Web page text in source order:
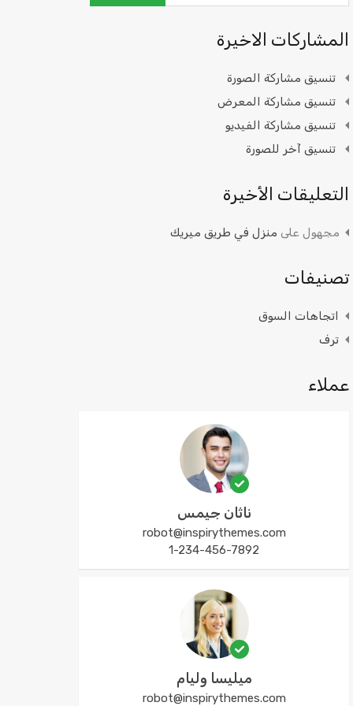
المشاركات الاخيرة
تنسيق مشاركة الصورة
تنسيق مشاركة المعرض
تنسيق مشاركة الفيديو
تنسيق آخر للصورة
التعليقات الأخيرة
مجهول على منزل في طريق ميريك
تصنيفات
اتجاهات السوق
ترف
عملاء
ناثان جيمس
robot@inspirythemes.com
1-234-456-7892
ميليسا وليام
robot@inspirythemes.com